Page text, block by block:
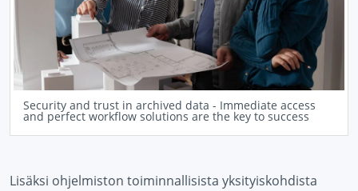
Security and trust in archived data - Immediate access
and perfect workflow solutions are the key to success
Lisäksi ohjelmiston toiminnallisista yksityiskohdista